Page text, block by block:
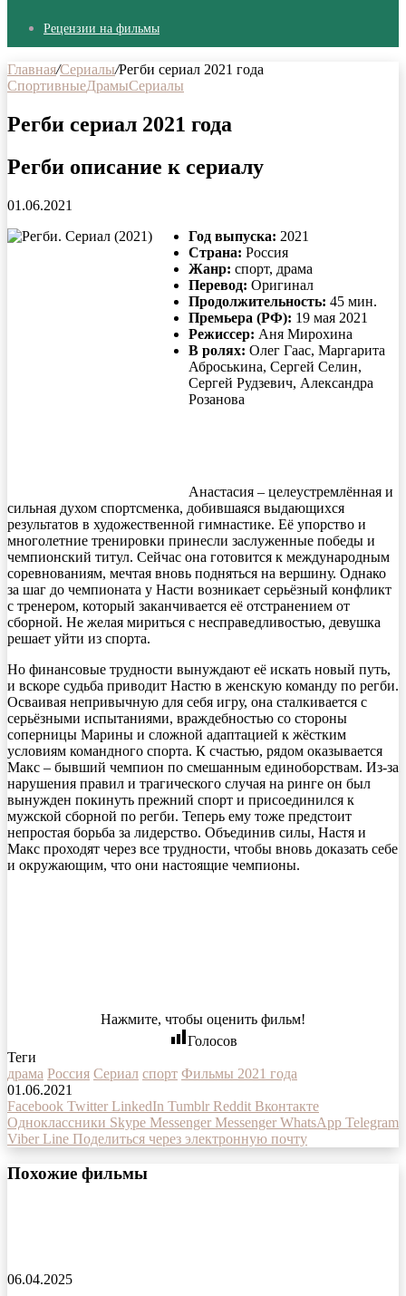
Рецензии на фильмы
Главная/Сериалы/Регби сериал 2021 года
CпортивныеДрамыСериалы
Регби сериал 2021 года
Регби описание к сериалу
01.06.2021
Год выпуска: 2021
Страна: Россия
Жанр: спорт, драма
Перевод: Оригинал
Продолжительность: 45 мин.
Премьера (РФ): 19 мая 2021
Режиссер: Аня Мирохина
В ролях: Олег Гаас, Маргарита
Аброськина, Сергей Селин,
Сергей Рудзевич, Александра
Розанова
Анастасия – целеустремлённая и
сильная духом спортсменка, добившаяся выдающихся
результатов в художественной гимнастике. Её упорство и
многолетние тренировки принесли заслуженные победы и
чемпионский титул. Сейчас она готовится к международным
соревнованиям, мечтая вновь подняться на вершину. Однако
за шаг до чемпионата у Насти возникает серьёзный конфликт
с тренером, который заканчивается её отстранением от
сборной. Не желая мириться с несправедливостью, девушка
решает уйти из спорта.
Но финансовые трудности вынуждают её искать новый путь,
и вскоре судьба приводит Настю в женскую команду по регби.
Осваивая непривычную для себя игру, она сталкивается с
серьёзными испытаниями, враждебностью со стороны
соперницы Марины и сложной адаптацией к жёстким
условиям командного спорта. К счастью, рядом оказывается
Макс – бывший чемпион по смешанным единоборствам. Из-за
нарушения правил и трагического случая на ринге он был
вынужден покинуть прежний спорт и присоединился к
мужской сборной по регби. Теперь ему тоже предстоит
непростая борьба за лидерство. Объединив силы, Настя и
Макс проходят через все трудности, чтобы вновь доказать себе
и окружающим, что они настоящие чемпионы.
Нажмите, чтобы оценить фильм!
Голосов
Теги
драма Россия Сериал спорт Фильмы 2021 года
01.06.2021
Facebook Twitter LinkedIn Tumblr Reddit Вконтакте
Одноклассники Skype Messenger Messenger WhatsApp Telegram
Viber Line Поделиться через электронную почту
Похожие фильмы
06.04.2025